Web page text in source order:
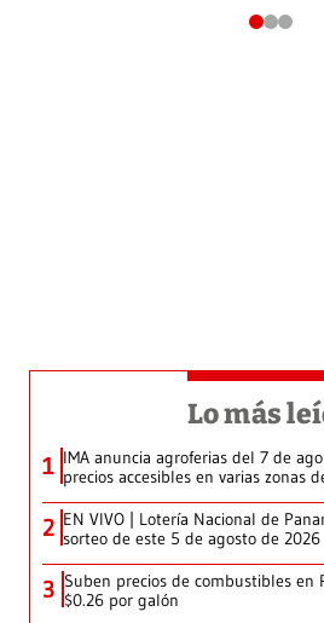
Lo más
1 IMA anuncia agroferias del 7 de
precios accesibles en varias zonas
2 EN VIVO | Lotería Nacional de
sorteo de este 5 de agosto de 2026
3 Suben precios de combustibles en
$0.26 por galón